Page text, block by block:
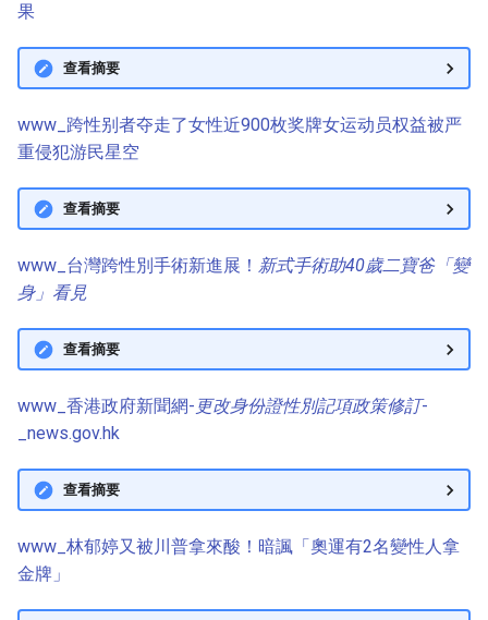
果
查看摘要
www_跨性别者夺走了女性近900枚奖牌女运动员权益被严
重侵犯游民星空
查看摘要
www_台灣跨性別手術新進展！ 新式手術助40歲二寶爸「變
身」看見
查看摘要
www_香港政府新聞網- 更改身份證性別記項政策修訂-
_news.gov.hk
查看摘要
www_林郁婷又被川普拿來酸！暗諷「奧運有2名變性人拿
金牌」